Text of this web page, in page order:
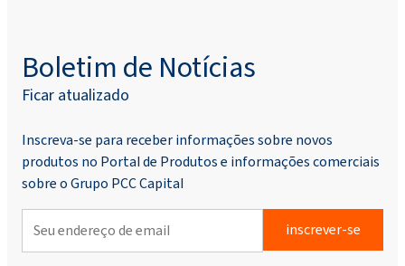
Boletim de Notícias
Ficar atualizado
Inscreva-se para receber informações sobre novos
produtos no Portal de Produtos e informações comerciais
sobre o Grupo PCC Capital
inscrever-se